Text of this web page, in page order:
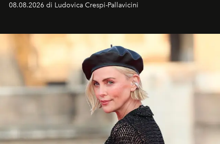
ideale per la notte delle Perseidi.
08.08.2026 di Ludovica Crespi-Pallavicini